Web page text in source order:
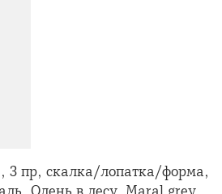
3 пр, скалка/лопатка/форма,